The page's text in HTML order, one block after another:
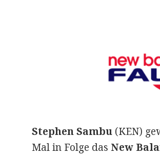
Stephen Sambu (KEN)
Mal in Folge das New